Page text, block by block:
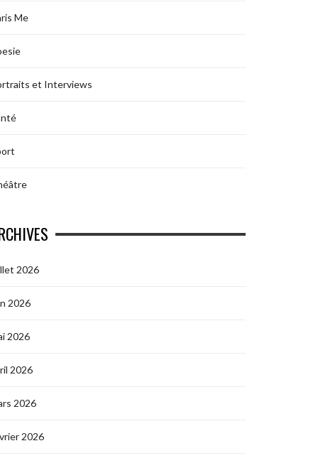
Me
et Interviews
2026
2026
2026
2026
2026
2026